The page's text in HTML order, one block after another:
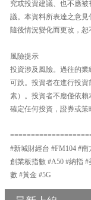
究或投資建議、也不應
議。本資料所表達之意
隨後情況變化而更改，恕
風險提示
投資涉及風險。過往的
可跌。投資者在進行投
素）。投資者不應僅依賴
確定任何投資，證券或策
#新城財經台 #FM104 #
創業板指數 #A50 #納指
數 #黃金 #5G